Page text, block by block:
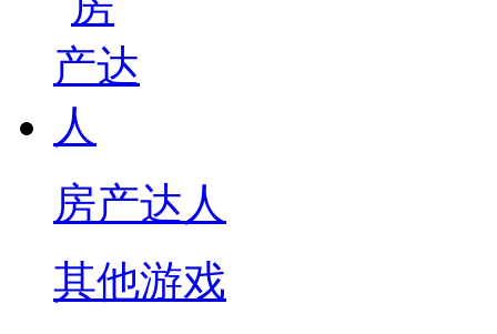
房产达人
其他游戏